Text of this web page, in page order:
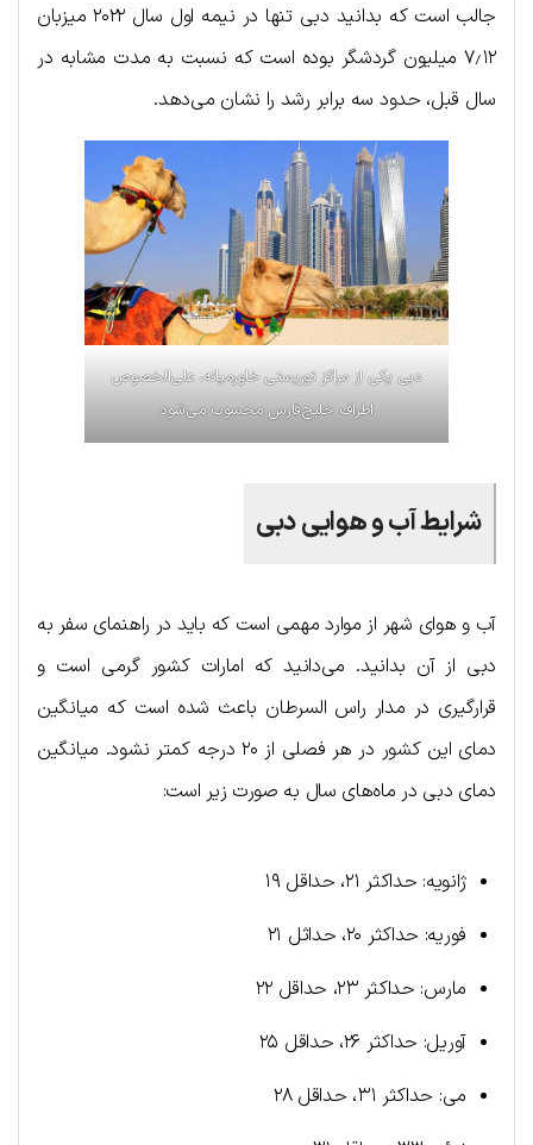
جالب است که بدانید دبی تنها در نیمه اول سال ۲۰۲۲ میزبان
۷٫۱۲ میلیون گردشگر بوده است که نسبت به مدت مشابه در
سال قبل، حدود سه برابر رشد را نشان می‌دهد.
دبی یکی از مراکز توریستی خاورمیانه، علی‌الخصوص
اطراف خلیج‌فارس محسوب می‌شود
شرایط آب و هوایی دبی
آب و هوای شهر از موارد مهمی است که باید در راهنمای سفر به
دبی از آن بدانید. می‌دانید که امارات کشور گرمی است و
قرارگیری در مدار راس السرطان باعث شده است که میانگین
دمای این کشور در هر فصلی از ۲۰ درجه کمتر نشود. میانگین
دمای دبی در ماه‌های سال به صورت زیر است:
ژانویه: حداکثر ۲۱، حداقل ۱۹
فوریه: حداکثر ۲۰، حداثل ۲۱
مارس: حداکثر ۲۳، حداقل ۲۲
آوریل: حداکثر ۲۶، حداقل ۲۵
می: حداکثر ۳۱، حداقل ۲۸